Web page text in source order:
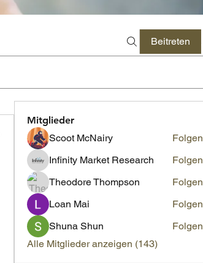
Beitreten
Mitglieder
Scoot McNairy
Folgen
Infinity Market Research
Folgen
Theodore Thompson
Folgen
Loan Mai
Folgen
Shuna Shun
Folgen
Alle Mitglieder anzeigen (143)